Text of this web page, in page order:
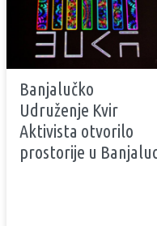
Banjalučko
Udruženje Kvir
Aktivista otvorilo
prostorije u